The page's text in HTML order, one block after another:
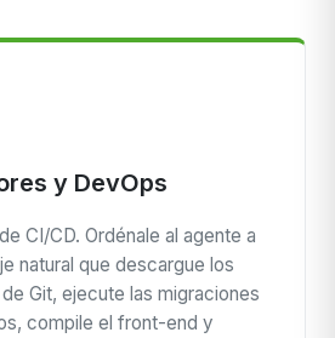
y DevOps
CI/CD. Ordénale al agente a
natural que descargue los
Git, ejecute las migraciones
compile el front-end y